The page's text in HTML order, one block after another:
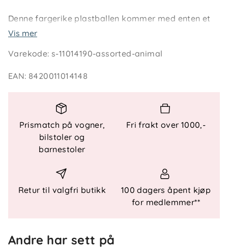
Denne fargerike plastballen kommer med enten et
enhjørning- eller lama-motiv og passer perfekt til
lette og slitesterke ballen er enkel å håndtere for
Funksjonelle Detaljer:
Materiale : Plast
Diameter: 15 cm
Bruk: Ideell for strand-, basseng- og hagelek
Vis mer
Varekode:s-11014190-assorted-animal
EAN: 8420011014148
Prismatch på vogner,
bilstoler og
barnestoler
Fri frakt over 1000,-
Retur til valgfri butikk
100 dagers åpent kjøp
for medlemmer**
Andre har sett på